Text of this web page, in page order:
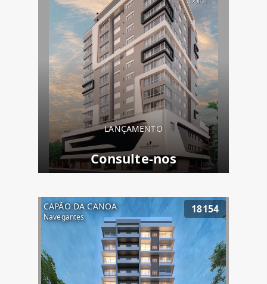
LANÇAMENTO
Consulte-nos
CAPÃO DA CANOA
Navegantes
18154